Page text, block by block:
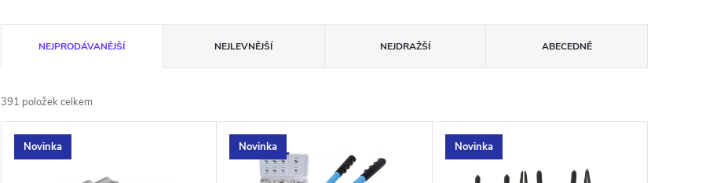
a
z
e
NEJPRODÁVANĚJŠÍ NEJLEVNĚJŠÍ NEJDRAŽŠÍ ABECEDNĚ
391 položek celkem
VNovinka Novinka Novinka